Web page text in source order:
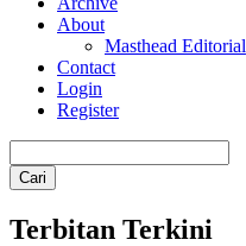
About
Masthead Editorial
Contact
Login
Register
Cari
Terbitan Terkini